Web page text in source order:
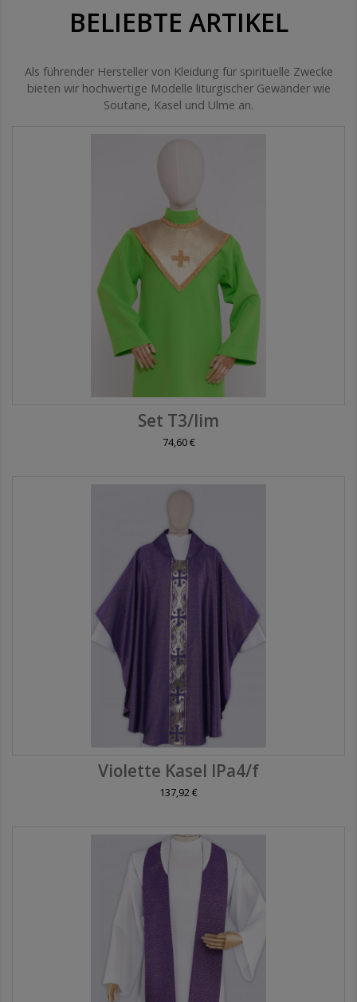
BELIEBTE ARTIKEL
Als führender Hersteller von Kleidung für spirituelle Zwecke
bieten wir hochwertige Modelle liturgischer Gewänder wie
Soutane, Kasel und Ulme an.
Set T3/lim
74,60 €
Violette Kasel IPa4/f
137,92 €